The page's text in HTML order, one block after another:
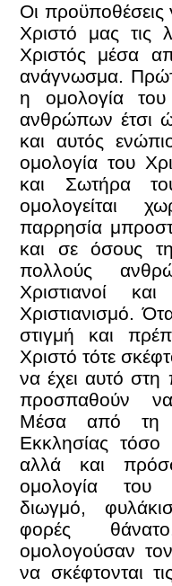
Οι προϋποθέσεις
Χριστό μας τις
Χριστός μέσα
ανάγνωσμα.
η ομολογία
ανθρώπων έτσι
και αυτός
ομολογία του
και Σωτήρα
ομολογείται
παρρησία
και σε όσους
πολλούς
Χριστιανοί
Χριστιανισμό.
στιγμή και
Χριστό τότε
να έχει αυτό
προσπαθούν να
Μέσα από τη
Εκκλησίας
αλλά και
ομολογία του
διωγμό,
φορές
ομολογούσαν
να σκέφτονται